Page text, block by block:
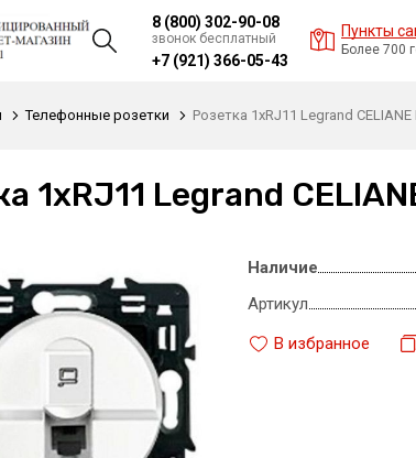
8 (800) 302-90-08
звонок бесплатный
+7 (921) 366-05-43
Пункты
Более 700
Телефонные розетки Розетка 1xRJ11 Legrand CELIANE
1xRJ11 Legrand
Наличие
Артикул
В избранное